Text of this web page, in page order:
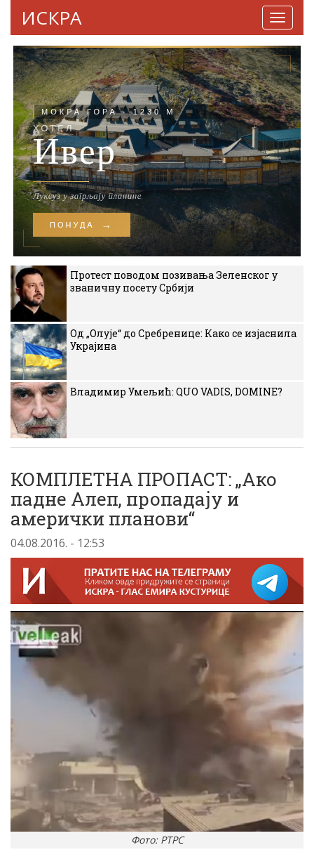
ИСКРА
Протест поводом позивања Зеленског у
званичну посету Србији
Од „Олује“ до Сребренице: Како се изјаснила
Украјина
Владимир Умељић: QUO VADIS, DOMINE?
КОМПЛЕТНА ПРОПАСТ: „Ако
падне Алеп, пропадају и
амерички планови“
04.08.2016. - 12:53
Фото: РТРС